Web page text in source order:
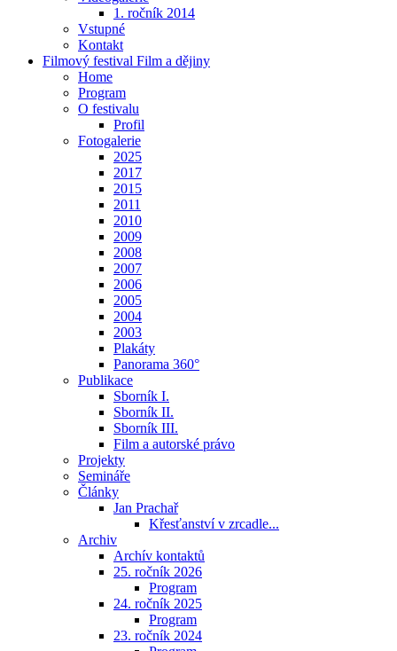
1. ročník 2014
Vstupné
Kontakt
Filmový festival Film a dějiny
Home
Program
O festivalu
Profil
Fotogalerie
2025
2017
2015
2011
2010
2009
2008
2007
2006
2005
2004
2003
Plakáty
Panorama 360°
Publikace
Sborník I.
Sborník II.
Sborník III.
Film a autorské právo
Projekty
Semináře
Články
Jan Prachař
Křesťanství v zrcadle...
Archiv
Archív kontaktů
25. ročník 2026
Program
24. ročník 2025
Program
23. ročník 2024